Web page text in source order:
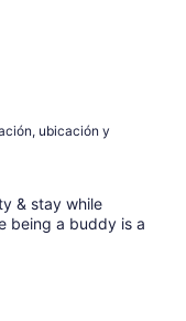
ubicación y
& stay while
being a buddy is a